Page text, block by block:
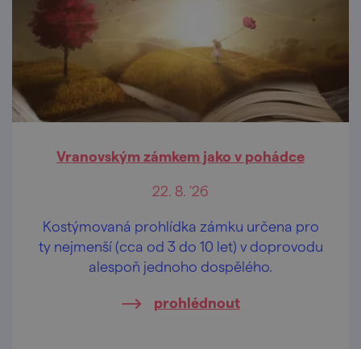
Vranovským zámkem jako v pohádce
22. 8. '26
Kostýmovaná prohlídka zámku určena pro
ty nejmenší (cca od 3 do 10 let) v doprovodu
alespoň jednoho dospělého.
prohlédnout